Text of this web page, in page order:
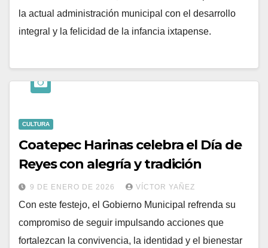
la actual administración municipal con el desarrollo
integral y la felicidad de la infancia ixtapense.
CULTURA
Coatepec Harinas celebra el Día de
Reyes con alegría y tradición
9 DE ENERO DE 2026 VÍCTOR YAÑEZ
Con este festejo, el Gobierno Municipal refrenda su
compromiso de seguir impulsando acciones que
fortalezcan la convivencia, la identidad y el bienestar